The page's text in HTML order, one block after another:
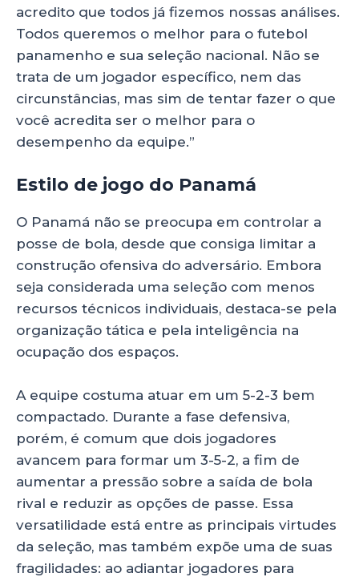
acredito que todos já fizemos nossas análises.
Todos queremos o melhor para o futebol
panamenho e sua seleção nacional. Não se
trata de um jogador específico, nem das
circunstâncias, mas sim de tentar fazer o que
você acredita ser o melhor para o
desempenho da equipe.”
Estilo de jogo do Panamá
O Panamá não se preocupa em controlar a
posse de bola, desde que consiga limitar a
construção ofensiva do adversário. Embora
seja considerada uma seleção com menos
recursos técnicos individuais, destaca-se pela
organização tática e pela inteligência na
ocupação dos espaços.
A equipe costuma atuar em um 5-2-3 bem
compactado. Durante a fase defensiva,
porém, é comum que dois jogadores
avancem para formar um 3-5-2, a fim de
aumentar a pressão sobre a saída de bola
rival e reduzir as opções de passe. Essa
versatilidade está entre as principais virtudes
da seleção, mas também expõe uma de suas
fragilidades: ao adiantar jogadores para